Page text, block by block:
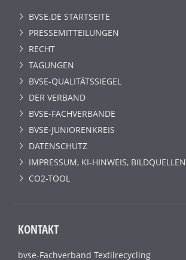
BVSE.DE STARTSEITE
PRESSEMITTEILUNGEN
RECHT
TAGUNGEN
BVSE-QUALITÄTSSIEGEL
DER VERBAND
BVSE-FACHVERBÄNDE
BVSE-JUNIORENKREIS
DATENSCHUTZ
IMPRESSUM, KI-HINWEIS, BILDQUELLEN
CO2-TOOL
KONTAKT
bvse-Fachverband Textilrecycling